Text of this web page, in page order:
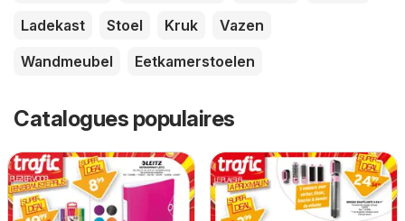
Ladekast
Stoel Kruk
Vazen
Wandmeubel
Eetkamerstoelen
Catalogues populaires